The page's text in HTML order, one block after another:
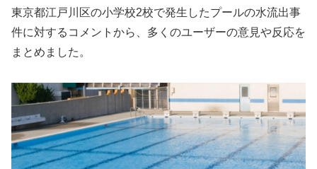
東京都江戸川区の小学校2校で発生したプールの水流出事
件に対するコメントから、多くのユーザーの意見や反応を
まとめました。